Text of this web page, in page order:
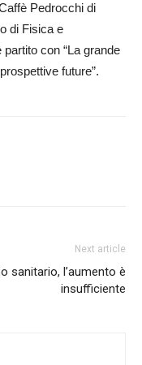
Pedrocchi di
di Fisica e
con “La grande
future”.
Next article
sanitario, l’aumento è
insufficiente